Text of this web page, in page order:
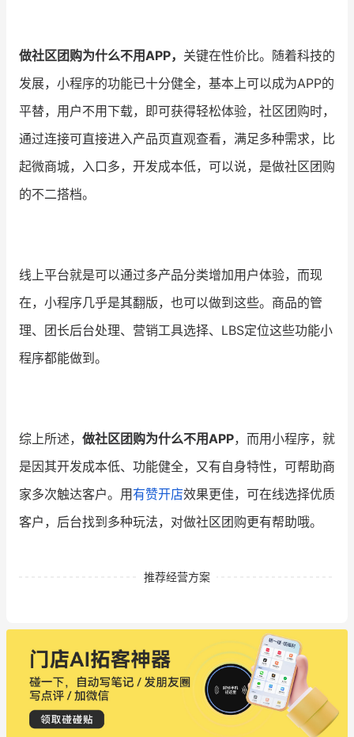
做社区团购为什么不用APP， 关键在性价比。随着科技的
发展，小程序的功能已十分健全，基本上可以成为APP的
平替，用户不用下载，即可获得轻松体验，社区团购时，
通过连接可直接进入产品页直观查看，满足多种需求，比
起微商城，入口多，开发成本低，可以说，是做社区团购
的不二搭档。
线上平台就是可以通过多产品分类增加用户体验，而现
在，小程序几乎是其翻版，也可以做到这些。商品的管
理、团长后台处理、营销工具选择、LBS定位这些功能小
程序都能做到。
综上所述， 做社区团购为什么不用APP，而用小程序，就
是因其开发成本低、功能健全，又有自身特性，可帮助商
家多次触达客户。用有赞开店效果更佳，可在线选择优质
客户，后台找到多种玩法，对做社区团购更有帮助哦。
推荐经营方案